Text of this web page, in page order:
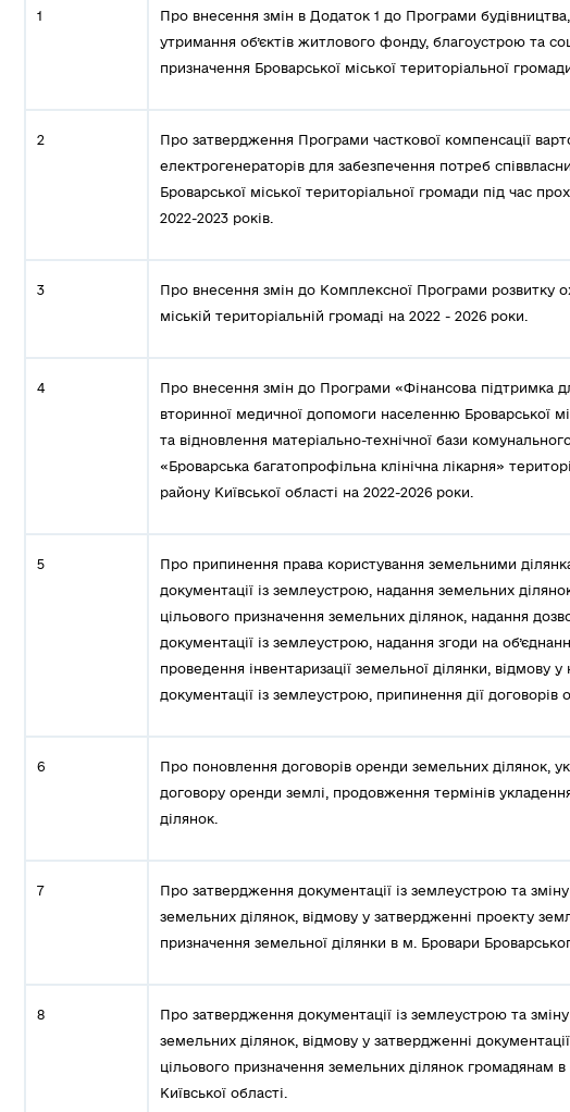
1
Про внесення змін в Додаток 1 до Програми
утримання об’єктів житлового фонду, благоустрою та
призначення Броварської міської територіальної
2
Про затвердження Програми часткової компенсації
електрогенераторів для забезпечення потреб
Броварської міської територіальної громади під час
2022-2023 років.
3
Про внесення змін до Комплексної Програми розвитку
міській територіальній громаді на 2022 - 2026 роки.
4
Про внесення змін до Програми «Фінансова підтримка
вторинної медичної допомоги населенню Броварської
та відновлення матеріально-технічної бази
«Броварська багатопрофільна клінічна лікарня»
району Київської області на 2022-2026 роки.
5
Про припинення права користування земельними
документації із землеустрою, надання земельних
цільового призначення земельних ділянок, надання
документації із землеустрою, надання згоди на
проведення інвентаризації земельної ділянки, відмову
документації із землеустрою, припинення дії договорів
6
Про поновлення договорів оренди земельних ділянок,
договору оренди землі, продовження термінів
ділянок.
7
Про затвердження документації із землеустрою та
земельних ділянок, відмову у затвердженні проекту
призначення земельної ділянки в м. Бровари
8
Про затвердження документації із землеустрою та
земельних ділянок, відмову у затвердженні
цільового призначення земельних ділянок громадянам
Київської області.